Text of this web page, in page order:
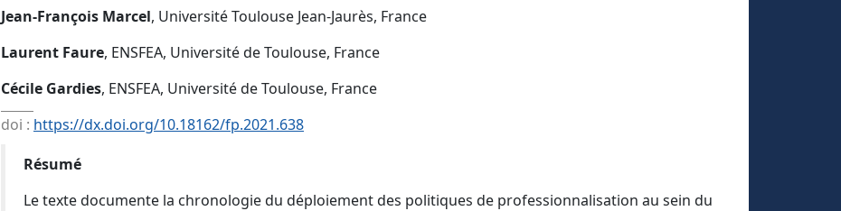
Jean-François Marcel, Université Toulouse Jean-Jaurès, France
Laurent Faure, ENSFEA, Université de Toulouse, France
Cécile Gardies, ENSFEA, Université de Toulouse, France
doi : https://dx.doi.org/10.18162/fp.2021.638
Résumé
Le texte documente la chronologie du déploiement des politiques de professionnalisation au sein du